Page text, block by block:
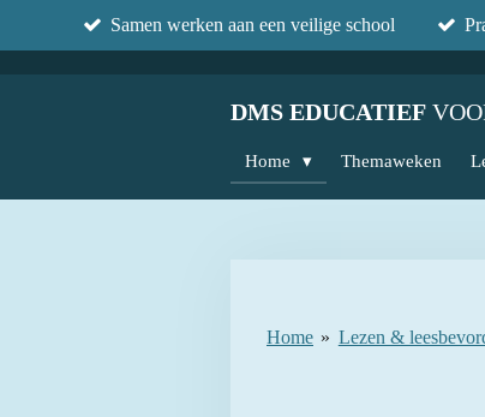
direct
Samen werken aan een veilige school
DMS EDUCATIEF
Home Themaweken
Home » Lezen &